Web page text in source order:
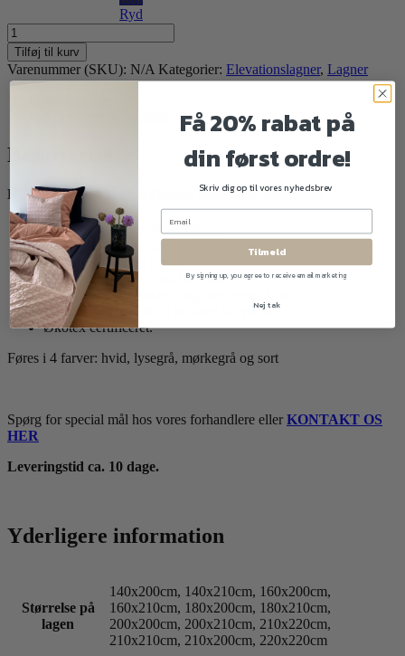
Ryd
Kuvertlagen
Percale
bomuld
H-
Tilføj til kurv
Varenummer (SKU): N/A Kategorier: Elevationslagner, Lagner
Beskrivelse
H – splitkuvert lagen i Percale bomuld 5-7cm højde
100% Percale bomuld (200TC)
Meget fin blød kvalitet
Med forstærkning i split
Kan maskinvaskes ved 60 grader
Krymp ca. 4% som er tillagt ved produktion
Tåler let tørretumbling og ikke for varmt.
Økotex certificeret.
Føres i 4 farver: hvid, lysegrå, mørkegrå og sort
Spørg for special mål hos vores forhandlere eller KONTAKT OS
HER
Leveringstid ca. 10 dage.
Yderligere information
Størrelse på
lagen
140x200cm, 140x210cm, 160x200cm,
160x210cm, 180x200cm, 180x210cm,
200x200cm, 200x210cm, 210x220cm,
210x210cm, 210x200cm, 220x220cm
Få 20% rabat på
din først ordre!
Skriv dig op til vores nyhedsbrev
Tilmeld
By signing up, you agree to receive email marketing
Nej tak